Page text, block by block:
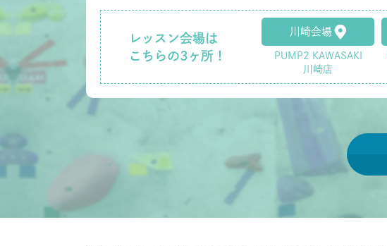
レッスン会場は
こちらの3ヶ所！
川崎会場
PUMP2 KAWASAKI
川崎店